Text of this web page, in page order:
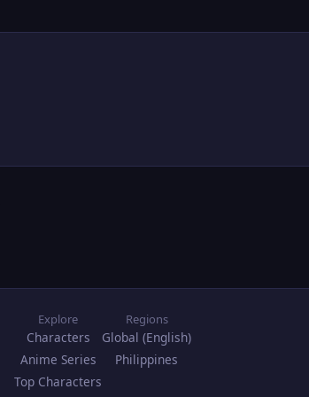
Explore
Characters
Anime Series
Top Characters
Regions
Global (English)
Philippines